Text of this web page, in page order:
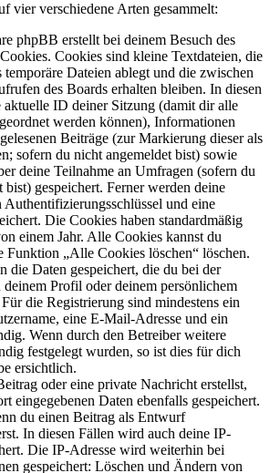
vier verschiedene Arten gesammelt:
phpBB erstellt bei deinem Besuch des
Cookies sind kleine Textdateien, die
Dateien ablegt und die zwischen
des Boards erhalten bleiben. In diesen
aktuelle ID deiner Sitzung (damit dir alle
werden können), Informationen
Beiträge (zur Markierung dieser als
sofern du nicht angemeldet bist) sowie
deine Teilnahme an Umfragen (sofern du
bist) gespeichert. Ferner werden deine
und eine
Die Cookies haben standardmäßig
einem Jahr. Alle Cookies kannst du
Funktion „Alle Cookies löschen“ löschen.
die Daten gespeichert, die du bei der
Profil oder deinem persönlichem
die Registrierung sind mindestens ein
eine E-Mail-Adresse und ein
Wenn durch den Betreiber weitere
festgelegt wurden, so ist dies für dich
ersichtlich.
oder eine private Nachricht erstellst,
eingegebenen Daten ebenfalls gespeichert.
du einen Beitrag als Entwurf
In diesen Fällen wird auch deine IP-
Die IP-Adresse wird weiterhin bei
gespeichert: Löschen und Ändern von